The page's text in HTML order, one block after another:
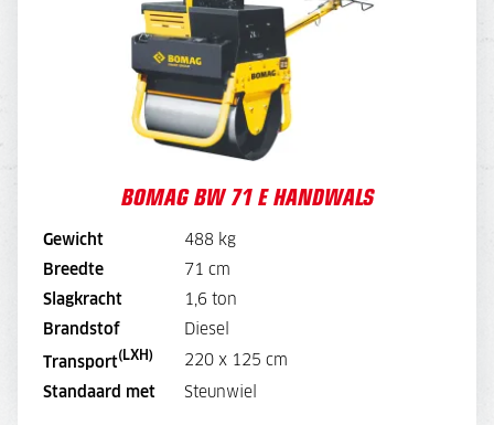
BOMAG BW 71 E HANDWALS
Gewicht
488 kg
Breedte
71 cm
Slagkracht
1,6 ton
Brandstof
Diesel
Transport(LXH) 220 x 125 cm
Standaard met Steunwiel
300,-
DIRECT AANVRAGEN